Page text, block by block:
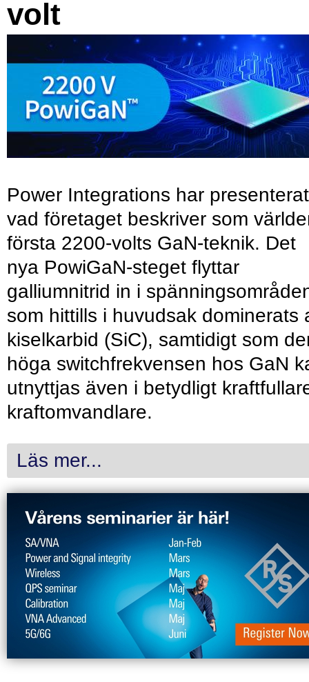
volt
Power Integrations har presenterat
vad företaget beskriver som
första 2200-volts GaN-teknik. Det
nya PowiGaN-steget flyttar
galliumnitrid in i
som hittills i huvudsak dominerats
kiselkarbid (SiC), samtidigt som
höga switchfrekvensen hos GaN
utnyttjas även i betydligt
kraftomvandlare.
Läs mer...